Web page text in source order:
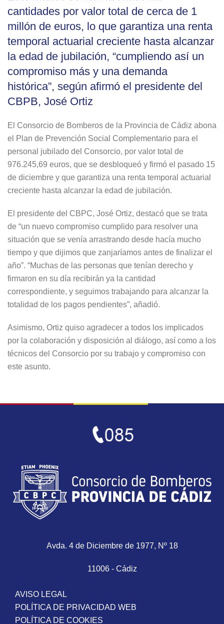
cantidades por valor total de cerca de 1
millón de euros, lo que garantiza una renta
temporal actuarial creciente hasta alcanzar
la edad de jubilación, “cumpliendo así un
compromiso más y una demanda
histórica”, según afirmó el presidente del
CBPB, José Ortiz
El Consorcio de Bomberos de la Provincia de Cádiz abona
el Plan de Prevención Social Complementario para el
personal jubilado del Consorcio, por valor total de
976.245,69 euros, que se desbloqueó y firmó el pasado 15
de diciembre y que garantiza una renta temporal actuarial
creciente hasta alcanzar la edad de jubilación.
El presidente del CBPC, José Ortiz, destacó que se trata
de “un nuevo compromiso cumplido para resolver una
situación que se venía arrastrando desde hacía mucho
tiempo y que dijimos que zanjaríamos antes de finalizar el
año”. “Muchas de las personas que tenían derecho y
firmaron en su día recibirán ya la cantidad
correspondiente, y seguimos trabajando para alcanzar la
totalidad de los pagos pendientes”, añadió.
Asimismo, Ortiz quiso agradecer a todos los implicados
por la colaboración y disposición al diálogo, así como a los
técnicos del Consorcio por su trabajo y compromiso con
este asunto.
Avda. 4 de Diciembre de 1977, Nº 18
11006 - Cádiz
AVISO LEGAL
POLÍTICA DE PRIVACIDAD WEB
POLÍTICA DE COOKIES